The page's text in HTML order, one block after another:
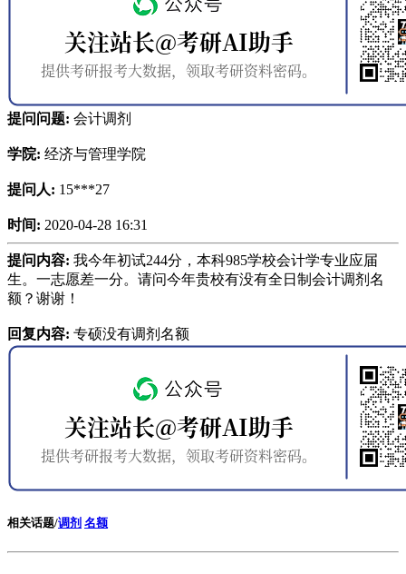
提问问题: 会计调剂
学院: 经济与管理学院
提问人: 15***27
时间: 2020-04-28 16:31
提问内容: 我今年初试244分，本科985学校会计学专业应届
生。一志愿差一分。请问今年贵校有没有全日制会计调剂名
额？谢谢！
回复内容: 专硕没有调剂名额
相关话题/调剂 名额